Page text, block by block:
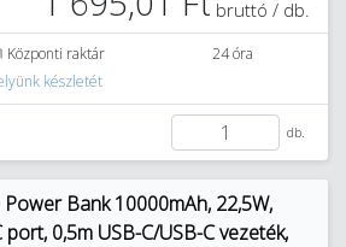
bruttó / db.
Központi raktár
24 óra
készletét
db.
Bank 10000mAh, 22,5W,
port, 0,5m USB-C/USB-C vezeték,